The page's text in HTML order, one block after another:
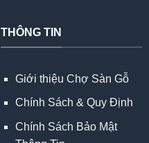
THÔNG TIN
Giới thiệu Chợ Sàn Gỗ
Chính Sách & Quy Định
Chính Sách Bảo Mật